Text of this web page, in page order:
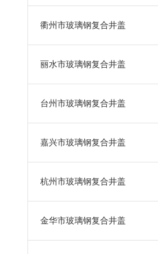
衢州市玻璃钢复合井盖
丽水市玻璃钢复合井盖
台州市玻璃钢复合井盖
嘉兴市玻璃钢复合井盖
杭州市玻璃钢复合井盖
金华市玻璃钢复合井盖